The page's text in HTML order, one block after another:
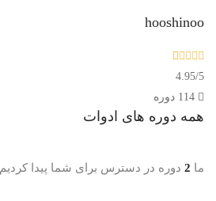
hooshinoo
4.95/5
114 دوره
همه دوره های ادوات
ما 2 دوره در دسترس برای شما پیدا کردیم